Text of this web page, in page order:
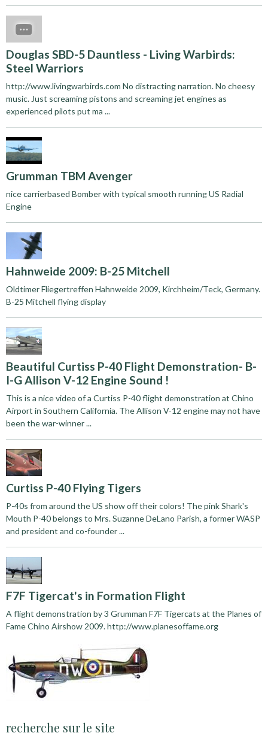
Douglas SBD-5 Dauntless - Living Warbirds:
Steel Warriors
http://www.livingwarbirds.com No distracting narration. No cheesy
music. Just screaming pistons and screaming jet engines as
experienced pilots put ma ...
Grumman TBM Avenger
nice carrierbased Bomber with typical smooth running US Radial
Engine
Hahnweide 2009: B-25 Mitchell
Oldtimer Fliegertreffen Hahnweide 2009, Kirchheim/Teck, Germany.
B-25 Mitchell flying display
Beautiful Curtiss P-40 Flight Demonstration- B-
I-G Allison V-12 Engine Sound !
This is a nice video of a Curtiss P-40 flight demonstration at Chino
Airport in Southern California. The Allison V-12 engine may not have
been the war-winner ...
Curtiss P-40 Flying Tigers
P-40s from around the US show off their colors! The pink Shark's
Mouth P-40 belongs to Mrs. Suzanne DeLano Parish, a former WASP
and president and co-founder ...
F7F Tigercat's in Formation Flight
A flight demonstration by 3 Grumman F7F Tigercats at the Planes of
Fame Chino Airshow 2009. http://www.planesoffame.org
recherche sur le site